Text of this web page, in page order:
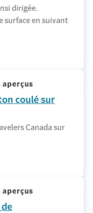
dirigée.
surface en suivant
aperçus
coulé sur
Canada sur
aperçus